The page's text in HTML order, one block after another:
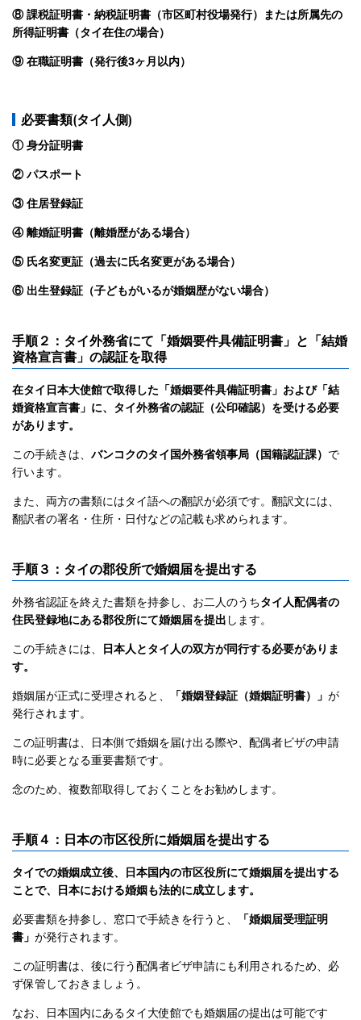
⑧ 課税証明書・納税証明書（市区町村役場発行）または所属先の
所得証明書（タイ在住の場合）
⑨ 在職証明書（発行後3ヶ月以内）
必要書類(タイ人側)
① 身分証明書
② パスポート
③ 住居登録証
④ 離婚証明書（離婚歴がある場合）
⑤ 氏名変更証（過去に氏名変更がある場合）
⑥ 出生登録証（子どもがいるが婚姻歴がない場合）
手順２：タイ外務省にて「婚姻要件具備証明書」と「結婚
資格宣言書」の認証を取得
在タイ日本大使館で取得した「婚姻要件具備証明書」および「結
婚資格宣言書」に、タイ外務省の認証（公印確認）を受ける必要
があります。
この手続きは、 バンコクのタイ国外務省領事局（国籍認証課） で
行います。
また、両方の書類にはタイ語への翻訳が必須です。翻訳文には、
翻訳者の署名・住所・日付などの記載も求められます。
手順３：タイの郡役所で婚姻届を提出する
外務省認証を終えた書類を持参し、お二人のうちタイ人配偶者の
住民登録地にある郡役所にて婚姻届を提出 します。
この手続きには、
日本人とタイ人の双方が同行する必要がありま
す。
婚姻届が正式に受理されると、 「婚姻登録証（婚姻証明書）」 が
発行されます。
この証明書は、日本側で婚姻を届け出る際や、配偶者ビザの申請
時に必要となる重要書類です。
念のため、複数部取得しておくことをお勧めします。
手順４：日本の市区役所に婚姻届を提出する
タイでの婚姻成立後、日本国内の市区役所にて婚姻届を提出する
ことで、日本における婚姻も法的に成立します。
必要書類を持参し、窓口で手続きを行うと、
「婚姻届受理証明
書」 が発行されます。
この証明書は、後に行う配偶者ビザ申請にも利用されるため、必
ず保管しておきましょう。
なお、日本国内にあるタイ大使館でも婚姻届の提出は可能です